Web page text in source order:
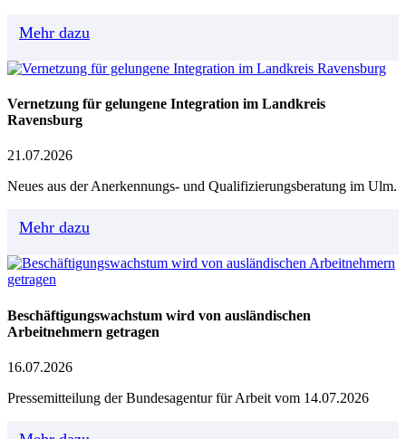
Mehr dazu
Vernetzung für gelungene Integration im Landkreis
Ravensburg
21.07.2026
Neues aus der Anerkennungs- und Qualifizierungsberatung im Ulm.
Mehr dazu
Beschäftigungswachstum wird von ausländischen
Arbeitnehmern getragen
16.07.2026
Pressemitteilung der Bundesagentur für Arbeit vom 14.07.2026